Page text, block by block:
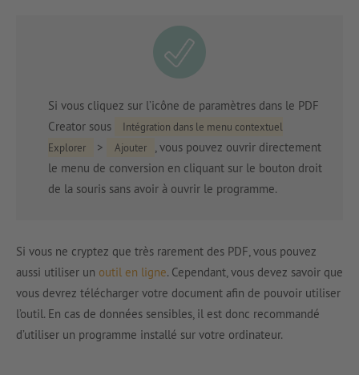
Si vous cliquez sur l’icône de paramètres dans le PDF
Creator sous
Intégration dans le menu contextuel
Explorer
> Ajouter
, vous pouvez ouvrir directement
le menu de conversion en cliquant sur le bouton droit
de la souris sans avoir à ouvrir le programme.
Si vous ne cryptez que très rarement des PDF, vous pouvez
aussi utiliser un outil en ligne. Cependant, vous devez savoir que
vous devrez télécharger votre document afin de pouvoir utiliser
l’outil. En cas de données sensibles, il est donc recommandé
d’utiliser un programme installé sur votre ordinateur.